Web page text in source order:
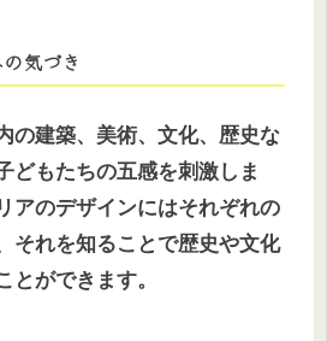
気づき
の建築、美術、文化、歴史な
どもたちの五感を刺激しま
アのデザインにはそれぞれの
それを知ることで歴史や文化
とができます。